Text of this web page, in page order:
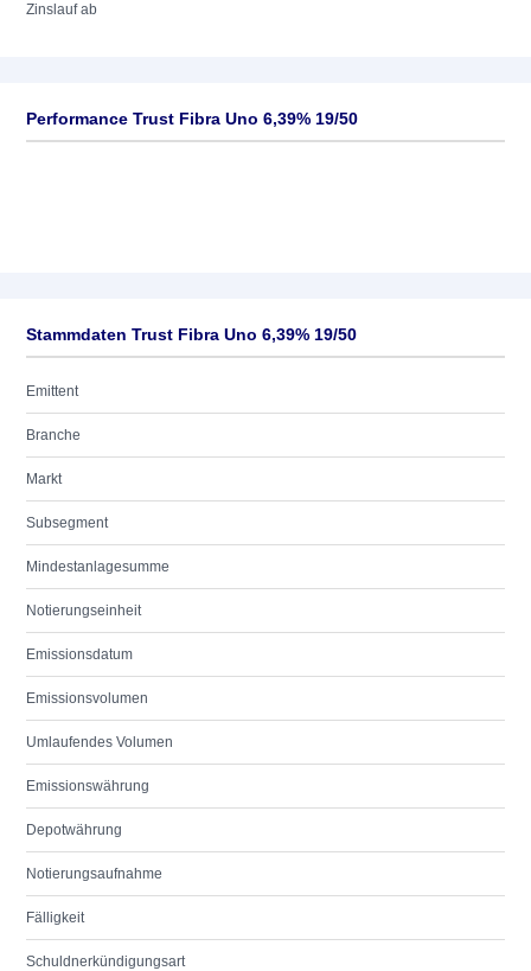
Zinslauf ab
Performance Trust Fibra Uno 6,39% 19/50
Stammdaten Trust Fibra Uno 6,39% 19/50
Emittent
Branche
Markt
Subsegment
Mindestanlagesumme
Notierungseinheit
Emissionsdatum
Emissionsvolumen
Umlaufendes Volumen
Emissionswährung
Depotwährung
Notierungsaufnahme
Fälligkeit
Schuldnerkündigungsart